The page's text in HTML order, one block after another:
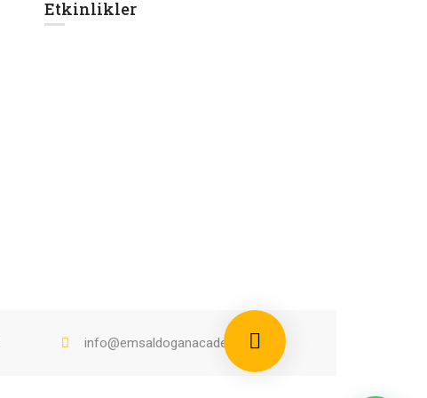
Etkinlikler
info@emsaldoganacademy.com